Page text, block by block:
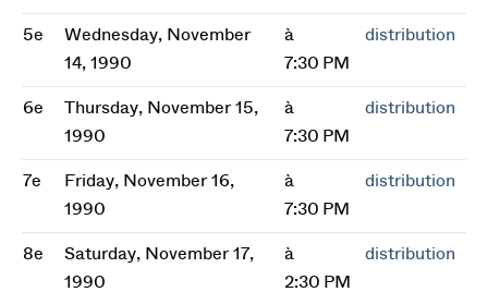
5e
Wednesday, November
14, 1990
à
7:30 PM
distribution
6e
Thursday, November 15,
1990
à
7:30 PM
distribution
7e
Friday, November 16,
1990
à
7:30 PM
distribution
8e
Saturday, November 17,
1990
à
2:30 PM
distribution